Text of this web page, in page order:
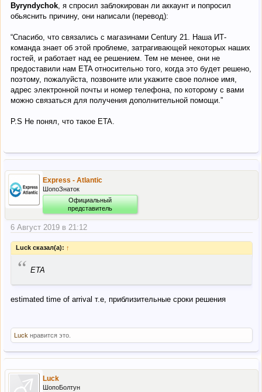
Byryndychok, я спросил заблокирован ли аккаунт и попросил
обьяснить причину, они написали (перевод):
“Спасибо, что связались с магазинами Century 21. Наша ИТ-
команда знает об этой проблеме, затрагивающей некоторых наших
гостей, и работает над ее решением. Тем не менее, они не
предоставили нам ETA относительно того, когда это будет решено,
поэтому, пожалуйста, позвоните или укажите свое полное имя,
адрес электронной почты и номер телефона, по которому с вами
можно связаться для получения дополнительной помощи.”
P.S Не понял, что такое ETA.
Express - Atlantic
ШопоЗнаток
Официальный
представитель
6 Август 2019 в 21:12
Luck сказал(а): ↑
“ ETA
estimated time of arrival т.е, приблизительные сроки решения
Luck нравится это.
Luck
ШопоБолтун